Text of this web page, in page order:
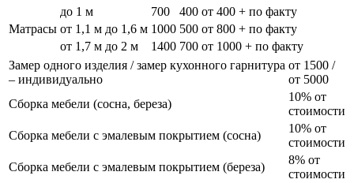
Матрасы
до 1 м 700 400 от 400 + по факту
от 1,1 м до 1,6 м 1000 500 от 800 + по факту
от 1,7 м до 2 м
1400 700 от 1000 + по факту
Замер одного изделия / замер кухонного гарнитура
– индивидуально
от 1500 /
от 5000
Сборка мебели (сосна, береза)
10% от
стоимости
Сборка мебели с эмалевым покрытием (сосна)
10% от
стоимости
Сборка мебели с эмалевым покрытием (береза)
8% от
стоимости